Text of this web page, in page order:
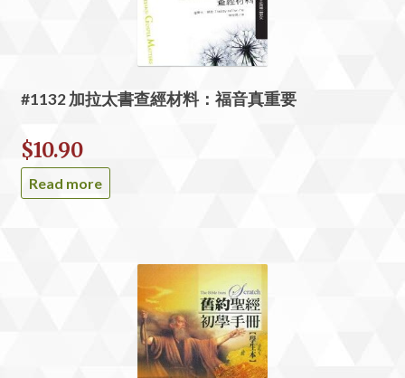
#1132 加拉太書查經材料：福音真重要
$10.90
Read more